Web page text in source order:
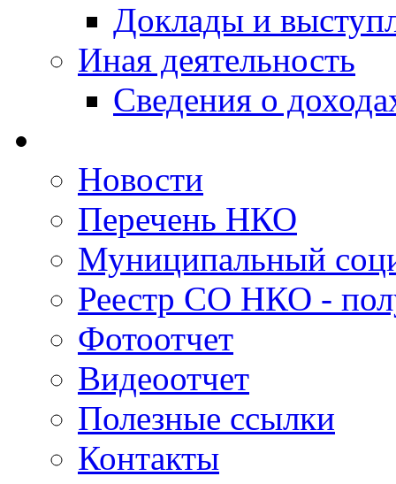
Доклады и
Иная деятельность
Сведения о
Новости
Перечень НКО
Муниципальный
Реестр СО НКО -
Фотоотчет
Видеоотчет
Полезные ссылки
Контакты